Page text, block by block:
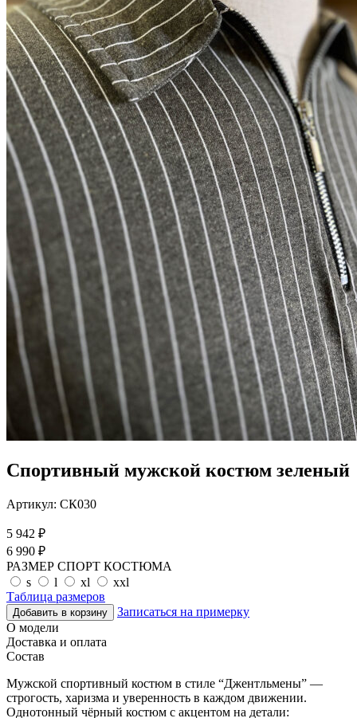
Спортивный мужской костюм зеленый
Артикул: СК030
5 942 ₽
6 990 ₽
РАЗМЕР СПОРТ КОСТЮМА
s
l xl
xxl
Таблица размеров
Добавить в корзину
Записаться на примерку
О модели
Доставка и оплата
Состав
Мужской спортивный костюм в стиле “Джентльмены” —
строгость, харизма и уверенность в каждом движении.
Однотонный чёрный костюм с акцентом на детали: